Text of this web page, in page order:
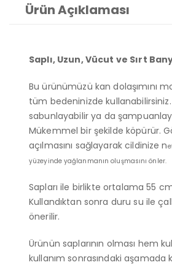
Ürün Açıklaması
Saplı, Uzun, Vücut ve Sırt
Bu ürünümüzü kan dolaşımını
tüm bedeninizde kullanabilirsiniz.
sabunlayabilir ya da
Mükemmel bir şekilde köpürür.
açılmasını sağlayarak cildinize n
yüzeyinde yağlanmanın oluşmasını önler.
Sapları ile birlikte ortalama 55
Kullandıktan sonra duru su ile
önerilir.
Ürünün saplarının olması hem
kullanım sonrasındaki aşamada